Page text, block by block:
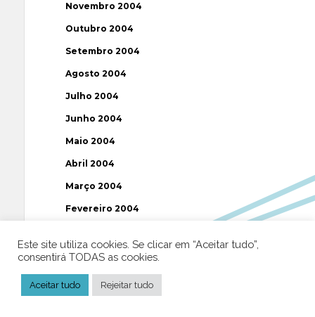
Novembro 2004
Outubro 2004
Setembro 2004
Agosto 2004
Julho 2004
Junho 2004
Maio 2004
Abril 2004
Março 2004
Fevereiro 2004
Dezembro 2003
Novembro 2003
Julho 2003
Este site utiliza cookies. Se clicar em “Aceitar tudo”,
consentirá TODAS as cookies.
Aceitar tudo Rejeitar tudo